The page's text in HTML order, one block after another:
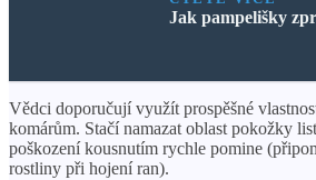
Jak pampelišky
Vědci doporučují využít prospěšné
komárům. Stačí namazat oblast pokožky
poškození kousnutím rychle pomine
rostliny při hojení ran).